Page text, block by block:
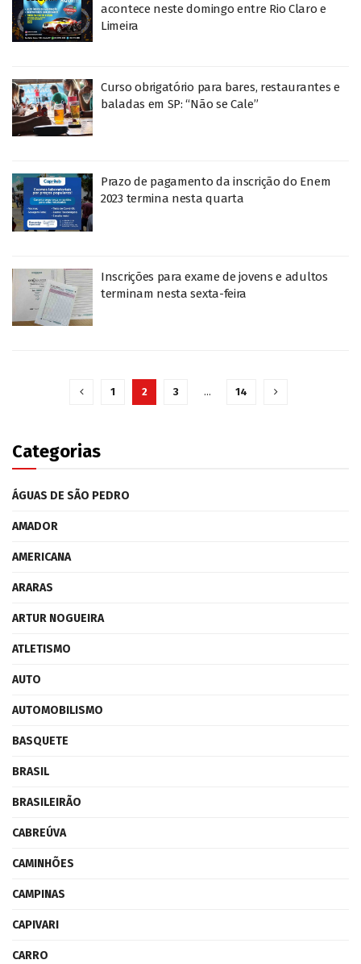
acontece neste domingo entre Rio Claro e
Limeira
Curso obrigatório para bares, restaurantes e
baladas em SP: “Não se Cale”
Prazo de pagamento da inscrição do Enem
2023 termina nesta quarta
Inscrições para exame de jovens e adultos
terminam nesta sexta-feira
1 2 3 … 14
Categorias
ÁGUAS DE SÃO PEDRO
AMADOR
AMERICANA
ARARAS
ARTUR NOGUEIRA
ATLETISMO
AUTO
AUTOMOBILISMO
BASQUETE
BRASIL
BRASILEIRÃO
CABREÚVA
CAMINHÕES
CAMPINAS
CAPIVARI
CARRO